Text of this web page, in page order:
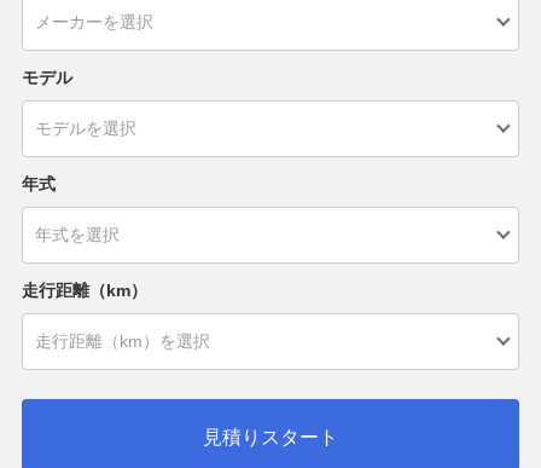
モデル
年式
走行距離（km）
見積りスタート